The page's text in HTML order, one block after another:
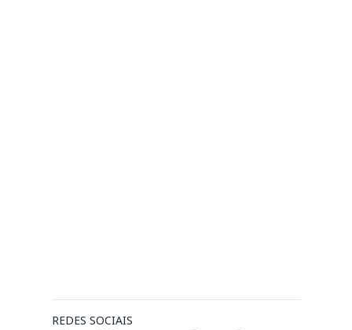
REDES SOCIAIS